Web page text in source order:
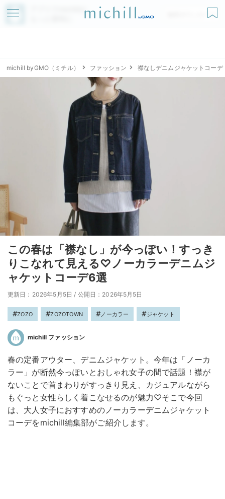
アプリでmichillが
無料ダウンロード
michill byGMO（ミチル） ファッション 襟なしデニムジャケットコーデ
この春は「襟なし」が今っぽい！すっき
りこなれて見える♡ノーカラーデニムジ
ャケットコーデ6選
更新日：2026年5月5日 / 公開日：2026年5月5日
ZOZO ZOZOTOWN ノーカラー ジャケット
michill ファッション
春の定番アウター、デニムジャケット。今年は「ノーカ
ラー」が断然今っぽいとおしゃれ女子の間で話題！襟が
ないことで首まわりがすっきり見え、カジュアルながら
もぐっと女性らしく着こなせるのが魅力♡そこで今回
は、大人女子におすすめのノーカラーデニムジャケット
コーデをmichill編集部がご紹介します。